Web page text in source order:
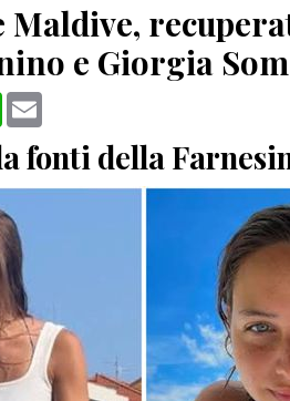
Maldive,
e Giorgia
WhatsApp
fonti della